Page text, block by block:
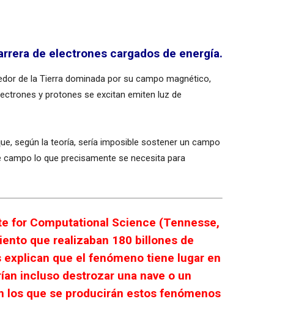
de electrones cargados de energía.
de la Tierra dominada por su campo magnético,
y protones se excitan emiten luz de
según la teoría, sería imposible sostener un campo
lo que precisamente se necesita para
for Computational Science (Tennesse,
que realizaban 180 billones de
que el fenómeno tiene lugar en
incluso destrozar una nave o un
los que se producirán estos fenómenos